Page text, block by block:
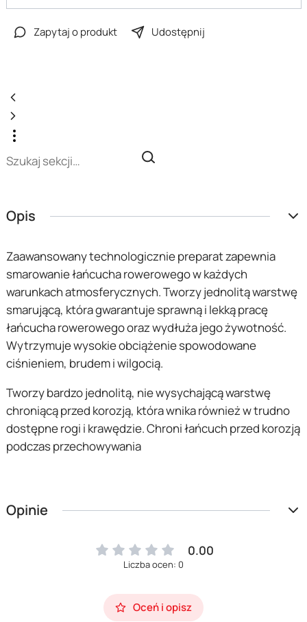
Zapytaj o produkt Udostępnij
Opis
Zaawansowany technologicznie preparat zapewnia
smarowanie łańcucha rowerowego w każdych
warunkach atmosferycznych. Tworzy jednolitą warstwę
smarującą, która gwarantuje sprawną i lekką pracę
łańcucha rowerowego oraz wydłuża jego żywotność.
Wytrzymuje wysokie obciążenie spowodowane
ciśnieniem, brudem i wilgocią.
Tworzy bardzo jednolitą, nie wysychającą warstwę
chroniącą przed korozją, która wnika również w trudno
dostępne rogi i krawędzie. Chroni łańcuch przed korozją
podczas przechowywania
Opinie
0.00
Liczba ocen: 0
Oceń i opisz